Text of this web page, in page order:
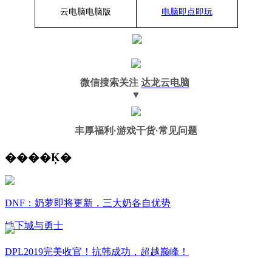
云电脑电脑版 电脑即点即玩
微信搜索关注 达龙云电脑
▼
丰厚福利 ·游戏干货·常见问题
����Ķ�
DNF：奶萝即将更新，三大奶各自优势
地下城与勇士
DPL2019完美收官！抗韩成功，超越巅峰！